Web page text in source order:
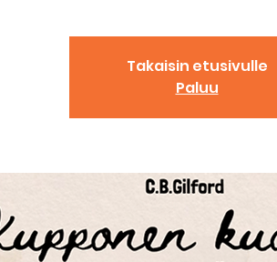
Takaisin etusivulle
Paluu